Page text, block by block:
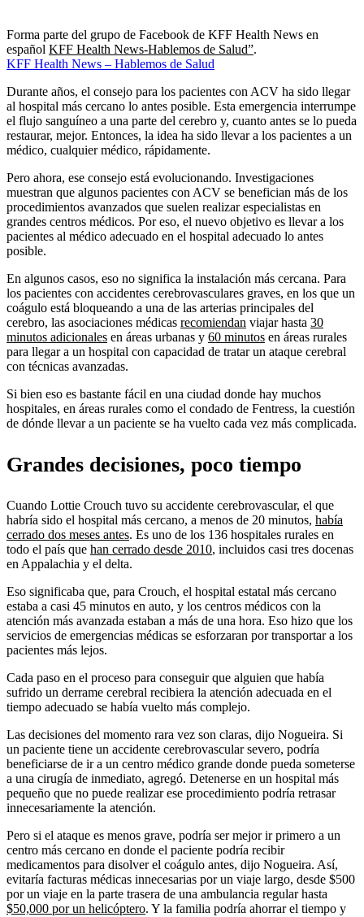
Forma parte del grupo de Facebook de KFF Health News en
español KFF Health News-Hablemos de Salud”.
KFF Health News – Hablemos de Salud
Durante años, el consejo para los pacientes con ACV ha sido llegar
al hospital más cercano lo antes posible. Esta emergencia interrumpe
el flujo sanguíneo a una parte del cerebro y, cuanto antes se lo pueda
restaurar, mejor. Entonces, la idea ha sido llevar a los pacientes a un
médico, cualquier médico, rápidamente.
Pero ahora, ese consejo está evolucionando. Investigaciones
muestran que algunos pacientes con ACV se benefician más de los
procedimientos avanzados que suelen realizar especialistas en
grandes centros médicos. Por eso, el nuevo objetivo es llevar a los
pacientes al médico adecuado en el hospital adecuado lo antes
posible.
En algunos casos, eso no significa la instalación más cercana. Para
los pacientes con accidentes cerebrovasculares graves, en los que un
coágulo está bloqueando a una de las arterias principales del
cerebro, las asociaciones médicas recomiendan viajar hasta 30
minutos adicionales en áreas urbanas y 60 minutos en áreas rurales
para llegar a un hospital con capacidad de tratar un ataque cerebral
con técnicas avanzadas.
Si bien eso es bastante fácil en una ciudad donde hay muchos
hospitales, en áreas rurales como el condado de Fentress, la cuestión
de dónde llevar a un paciente se ha vuelto cada vez más complicada.
Grandes decisiones, poco tiempo
Cuando Lottie Crouch tuvo su accidente cerebrovascular, el que
habría sido el hospital más cercano, a menos de 20 minutos, había
cerrado dos meses antes. Es uno de los 136 hospitales rurales en
todo el país que han cerrado desde 2010, incluidos casi tres docenas
en Appalachia y el delta.
Eso significaba que, para Crouch, el hospital estatal más cercano
estaba a casi 45 minutos en auto, y los centros médicos con la
atención más avanzada estaban a más de una hora. Eso hizo que los
servicios de emergencias médicas se esforzaran por transportar a los
pacientes más lejos.
Cada paso en el proceso para conseguir que alguien que había
sufrido un derrame cerebral recibiera la atención adecuada en el
tiempo adecuado se había vuelto más complejo.
Las decisiones del momento rara vez son claras, dijo Nogueira. Si
un paciente tiene un accidente cerebrovascular severo, podría
beneficiarse de ir a un centro médico grande donde pueda someterse
a una cirugía de inmediato, agregó. Detenerse en un hospital más
pequeño que no puede realizar ese procedimiento podría retrasar
innecesariamente la atención.
Pero si el ataque es menos grave, podría ser mejor ir primero a un
centro más cercano en donde el paciente podría recibir
medicamentos para disolver el coágulo antes, dijo Nogueira. Así,
evitaría facturas médicas innecesarias por un viaje largo, desde $500
por un viaje en la parte trasera de una ambulancia regular hasta
$50,000 por un helicóptero. Y la familia podría ahorrar el tiempo y